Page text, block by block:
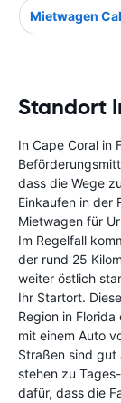
Mietwagen
Standort
In Cape Coral in
dass die Wege
Einkaufen in der
Mietwagen für
Im Regelfall
der rund 25
weiter östlich
Ihr Startort.
Region in
mit einem Auto
Straßen sind
stehen zu
dafür, dass die